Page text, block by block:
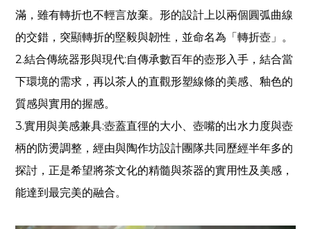
滿，雖有轉折也不輕言放棄。形的設計上以兩個圓弧曲線
的交錯，突顯轉折的堅毅與韌性，並命名為「轉折壺」。
2.結合傳統器形與現代:自傳承數百年的壺形入手，結合當
下環境的需求，再以茶人的直觀形塑線條的美感、釉色的
質感與實用的握感。
3.實用與美感兼具:壺蓋直徑的大小、壺嘴的出水力度與壺
柄的防燙調整，經由與陶作坊設計團隊共同歷經半年多的
探討，正是希望將茶文化的精髓與茶器的實用性及美感，
能達到最完美的融合。